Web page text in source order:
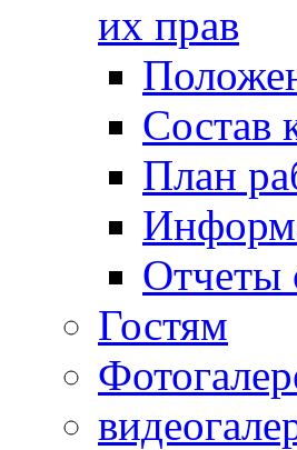
их прав
Состав
План
Отчеты
Гостям